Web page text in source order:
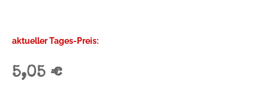
aktueller Tages-Preis:
5,05 €